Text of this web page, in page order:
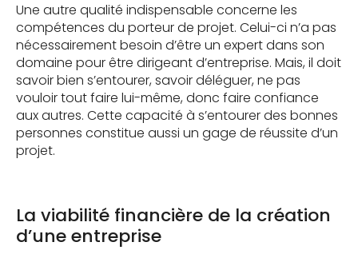
Une autre qualité indispensable concerne les
compétences du porteur de projet. Celui-ci n’a pas
nécessairement besoin d’être un expert dans son
domaine pour être dirigeant d’entreprise. Mais, il doit
savoir bien s’entourer, savoir déléguer, ne pas
vouloir tout faire lui-même, donc faire confiance
aux autres. Cette capacité à s’entourer des bonnes
personnes constitue aussi un gage de réussite d’un
projet.
La viabilité financière de la création
d’une entreprise